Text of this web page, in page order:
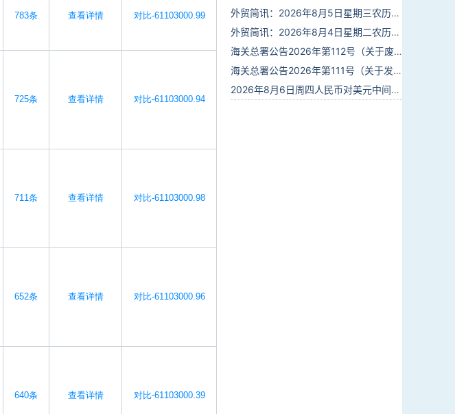
783条 查看详情 对比-61103000.99
725条 查看详情 对比-61103000.94
711条 查看详情 对比-61103000.98
652条 查看详情 对比-61103000.96
640条 查看详情 对比-61103000.39
外贸简讯：2026年8月5日星期三农历六月廿三
外贸简讯：2026年8月4日星期二农历六月廿二
海关总署公告2026年第112号（关于废止部分卫生检疫类规范性文件的公告）
海关总署公告2026年第111号（关于发布《进出境动植物检疫处理监督管理工作规定》《进出境卫生处理监督管理工作规定》的公告）
2026年8月6日周四人民币对美元中间价报6.7895调贬6个基点